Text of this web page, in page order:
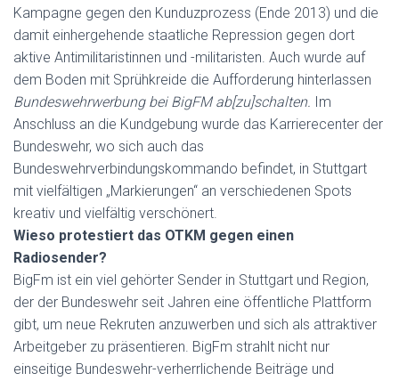
Kampagne gegen den Kunduzprozess (Ende 2013) und die
damit einhergehende staatliche Repression gegen dort
aktive Antimilitaristinnen und -militaristen. Auch wurde auf
dem Boden mit Sprühkreide die Aufforderung hinterlassen
Bundeswehrwerbung bei BigFM ab[zu]schalten. Im
Anschluss an die Kundgebung wurde das Karrierecenter der
Bundeswehr, wo sich auch das
Bundeswehrverbindungskommando befindet, in Stuttgart
mit vielfältigen „Markierungen“ an verschiedenen Spots
kreativ und vielfältig verschönert.
Wieso protestiert das OTKM gegen einen
Radiosender?
BigFm ist ein viel gehörter Sender in Stuttgart und Region,
der der Bundeswehr seit Jahren eine öffentliche Plattform
gibt, um neue Rekruten anzuwerben und sich als attraktiver
Arbeitgeber zu präsentieren. BigFm strahlt nicht nur
einseitige Bundeswehr-verherrlichende Beiträge und